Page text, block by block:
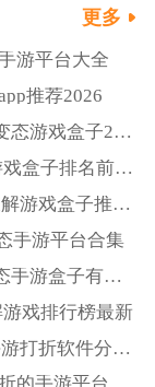
更多
游平台大全
推荐2026
游戏盒子2026
排名前十2026
盒子推荐2026
手游平台合集
子有哪些2026
戏排行榜最新
软件分享2026